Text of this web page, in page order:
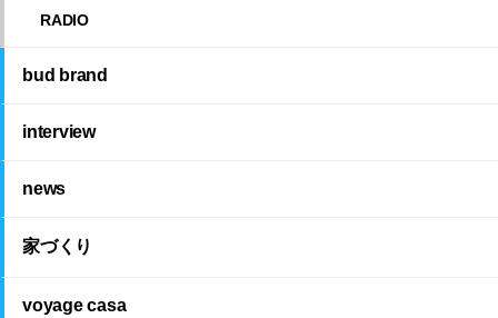
RADIO
bud brand
interview
news
家づくり
voyage casa